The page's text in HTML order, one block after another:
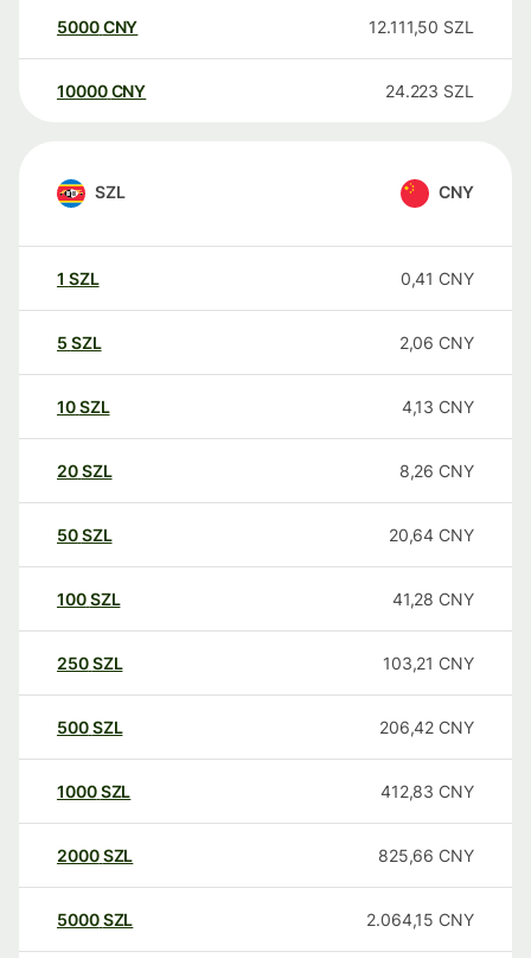
5000CNY 12.111,50 SZL
10000 CNY 24.223 SZL
SZL CNY
1 SZL 0,41 CNY
5 SZL 2,06 CNY
10SZL 4,13 CNY
20SZL 8,26 CNY
50SZL 20,64 CNY
100SZL 41,28 CNY
250SZL 103,21 CNY
500SZL 206,42 CNY
1000SZL 412,83 CNY
2000SZL 825,66 CNY
5000SZL 2.064,15 CNY